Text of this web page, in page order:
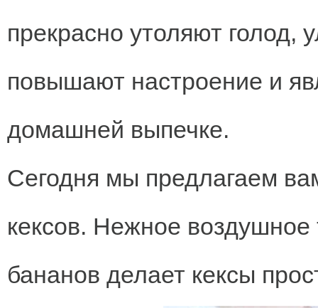
прекрасно утоляют
повышают настроение и
домашней выпечке.
Сегодня мы предлагаем
кексов. Нежное
бананов делает кексы